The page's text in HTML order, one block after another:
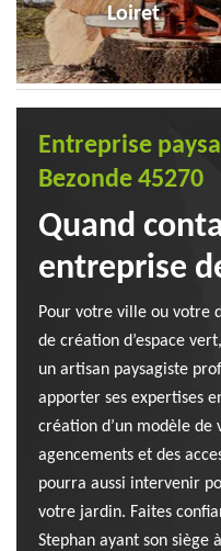
Loiret
Entreprise
Bezonde 45270
Quand
entreprise
Pour votre ville ou votre
de création d’espace
un artisan paysagiste
apporter ses expertises
création d’un modèle de
agencements et des
pourra aussi intervenir
votre jardin. Faites
Stephan ayant son siège